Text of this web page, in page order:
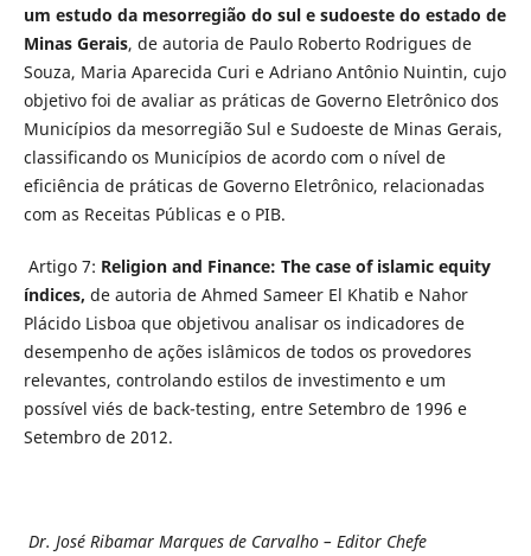
um estudo da mesorregião do sul e sudoeste do estado de
Minas Gerais, de autoria de Paulo Roberto Rodrigues de
Souza, Maria Aparecida Curi e Adriano Antônio Nuintin, cujo
objetivo foi de avaliar as práticas de Governo Eletrônico dos
Municípios da mesorregião Sul e Sudoeste de Minas Gerais,
classificando os Municípios de acordo com o nível de
eficiência de práticas de Governo Eletrônico, relacionadas
com as Receitas Públicas e o PIB.
Artigo 7: Religion and Finance: The case of islamic equity
índices, de autoria de Ahmed Sameer El Khatib e Nahor
Plácido Lisboa que objetivou analisar os indicadores de
desempenho de ações islâmicos de todos os provedores
relevantes, controlando estilos de investimento e um
possível viés de back-testing, entre Setembro de 1996 e
Setembro de 2012.
Dr. José Ribamar Marques de Carvalho – Editor Chefe